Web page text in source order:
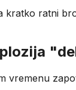
kratko ratni
vremenu